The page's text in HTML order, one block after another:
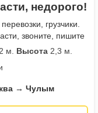
недорого!
грузчики.
звоните, пишите
2 м. Высота 2,3 м.
→ Чулым